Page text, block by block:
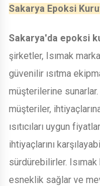
Sakarya Epoksi
Sakarya'da epoksi
şirketler, Isımak
güvenilir ısıtma
müşterilerine
müşteriler,
ısıtıcıları uygun
ihtiyaçlarını
sürdürebilirler.
esneklik sağlar ve